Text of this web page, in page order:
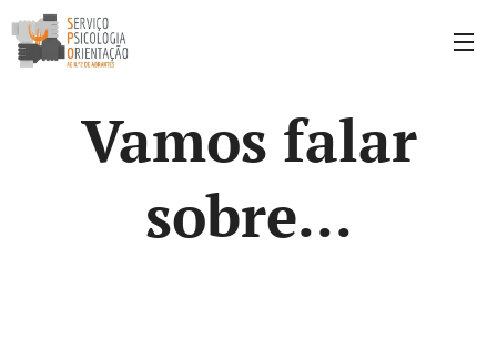
Vamos falar
sobre...